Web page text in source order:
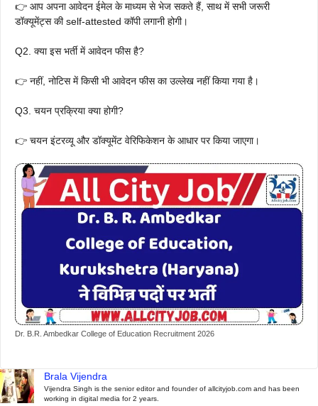
👉 आप अपना आवेदन ईमेल के माध्यम से भेज सकते हैं, साथ में सभी जरूरी
डॉक्यूमेंट्स की self-attested कॉपी लगानी होगी।
Q2. क्या इस भर्ती में आवेदन फीस है?
👉 नहीं, नोटिस में किसी भी आवेदन फीस का उल्लेख नहीं किया गया है।
Q3. चयन प्रक्रिया क्या होगी?
👉 चयन इंटरव्यू और डॉक्यूमेंट वेरिफिकेशन के आधार पर किया जाएगा।
Dr. B.R. Ambedkar College of Education Recruitment 2026
Brala Vijendra
Vijendra Singh is the senior editor and founder of allcityjob.com and has been
working in digital media for 2 years.